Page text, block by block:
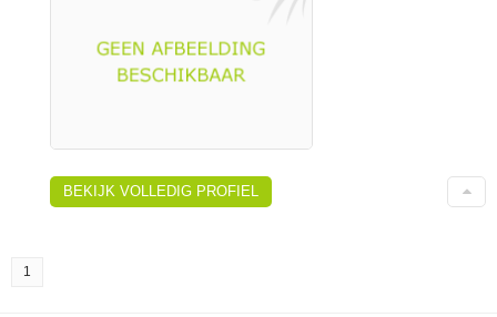
BEKIJK VOLLEDIG PROFIEL
1